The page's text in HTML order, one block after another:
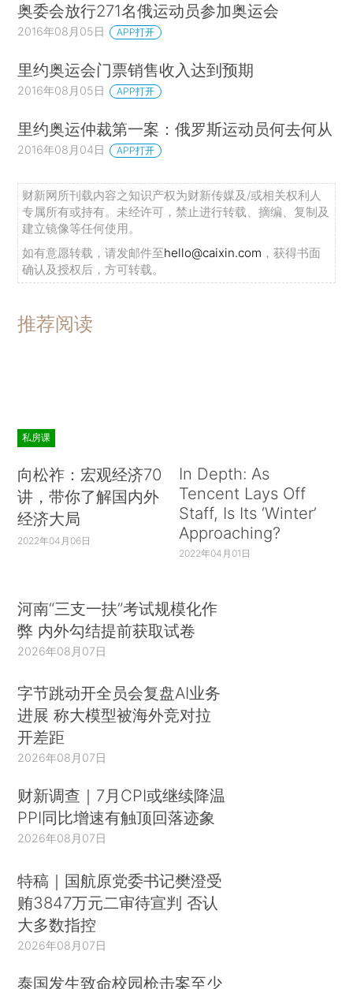
奥委会放行271名俄运动员参加奥运会
2016年08月05日 APP打开
里约奥运会门票销售收入达到预期
2016年08月05日 APP打开
里约奥运仲裁第一案：俄罗斯运动员何去何从
2016年08月04日 APP打开
财新网所刊载内容之知识产权为财新传媒及/或相关权利人
专属所有或持有。未经许可，禁止进行转载、摘编、复制及
建立镜像等任何使用。
如有意愿转载，请发邮件至hello@caixin.com ，获得书面
确认及授权后，方可转载。
推荐阅读
私房课
向松祚：宏观经济70
讲，带你了解国内外
经济大局
2022年04月06日
In Depth: As
Tencent Lays Off
Staff, Is Its ‘Winter’
Approaching?
2022年04月01日
河南“三支一扶”考试规模化作
弊 内外勾结提前获取试卷
2026年08月07日
字节跳动开全员会复盘AI业务
进展 称大模型被海外竞对拉
开差距
2026年08月07日
财新调查｜7月CPI或继续降温
PPI同比增速有触顶回落迹象
2026年08月07日
特稿｜国航原党委书记樊澄受
贿3847万元二审待宣判 否认
大多数指控
2026年08月07日
泰国发生致命校园枪击案至少